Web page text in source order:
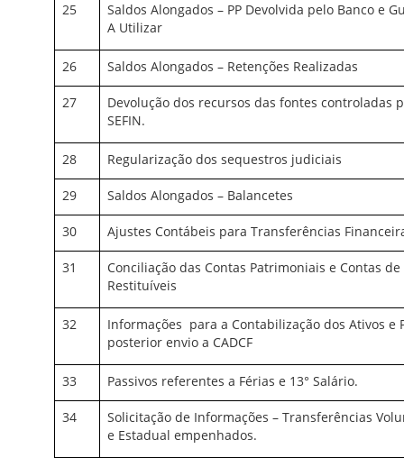
25
Saldos Alongados – PP Devolvida pelo Banco e
A Utilizar
26 Saldos Alongados – Retenções Realizadas
27
Devolução dos recursos das fontes controladas
SEFIN.
28 Regularização dos sequestros judiciais
29 Saldos Alongados – Balancetes
30 Ajustes Contábeis para Transferências
31
Conciliação das Contas Patrimoniais e Contas
Restituíveis
32 Informações para a Contabilização dos Ativos e
posterior envio a CADCF
33 Passivos referentes a Férias e 13° Salário.
34
Solicitação de Informações – Transferências
e Estadual empenhados.